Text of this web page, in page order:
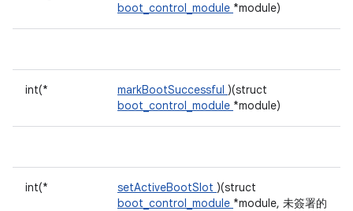
boot_control_module *module)
int(* markBootSuccessful )(struct
boot_control_module *module)
int(* setActiveBootSlot )(struct
boot_control_module *module, 未簽署的